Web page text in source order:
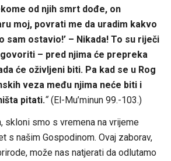
od njih smrt dođe, on
moj, povrati me da uradim kakvo
sam ostavio!’ – Nikada! To su riječi
– pred njima će prepreka
će oživljeni biti. Pa kad se u Rog
veza među njima neće biti i
pitati.“(El-Mu’minun 99.-103.)
skloni smo s vremena na vrijeme
s našim Gospodinom. Ovaj zaborav,
može nas natjerati da odlutamo